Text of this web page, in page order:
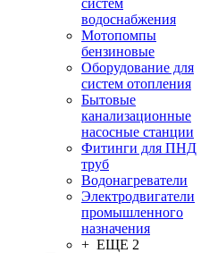
систем
водоснабжения
Мотопомпы
бензиновые
Оборудование для
систем отопления
Бытовые
канализационные
насосные станции
Фитинги для ПНД
труб
Водонагреватели
Электродвигатели
промышленного
назначения
+ ЕЩЕ 2